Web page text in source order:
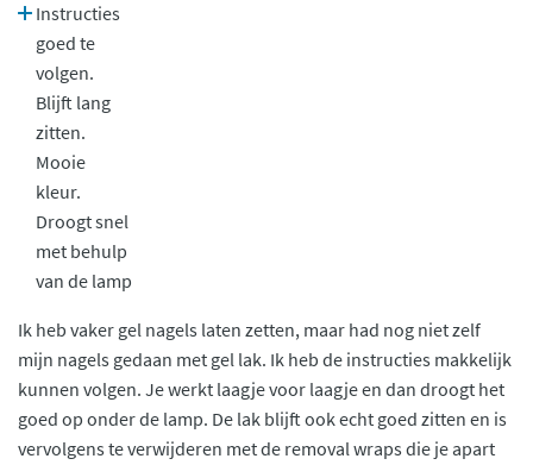
Instructies
goed te
volgen.
Blijft lang
zitten.
Mooie
kleur.
Droogt snel
met behulp
van de lamp
Ik heb vaker gel nagels laten zetten, maar had nog niet zelf
mijn nagels gedaan met gel lak. Ik heb de instructies makkelijk
kunnen volgen. Je werkt laagje voor laagje en dan droogt het
goed op onder de lamp. De lak blijft ook echt goed zitten en is
vervolgens te verwijderen met de removal wraps die je apart